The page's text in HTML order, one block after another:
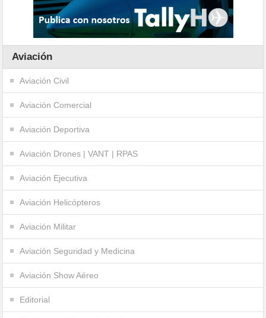
Aviación
Aviación Civil
Aviación Comercial
Aviación Deportiva
Aviación Drones | VANT | RPAS
Aviación Ejecutiva
Aviación Helicópteros
Aviación Militar
Aviación Seguridad y Medicina
Aviación Show Aéreo
Editorial